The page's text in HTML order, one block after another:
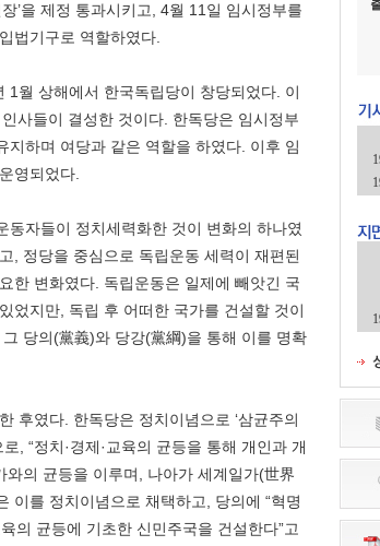
’을 제정 통과시키고, 4월 11일 임시정부를
법기구로 역할하였다.
1월 상해에서 한국독립당이 창당되었다. 이
사들이 결성한 것이다. 한독당은 임시정부
하며 여당과 같은 역할을 하였다. 이후 임
영되었다.
자들이 정치세력화한 것이 변화의 하나였
, 정당을 중심으로 독립운동 세력이 재편된
한 변화였다. 독립운동은 일제에 빼앗긴 국
었지만, 독립 후 어떠한 국가를 건설할 것이
당의(黨義)와 당강(黨綱)을 통해 이를 명확
후였다. 한독당은 정치이념으로 ‘삼균주의
, “정치·경제·교육의 균등을 통해 개인과 개
의 균등을 이루며, 나아가 세계일가(世界
이를 정치이념으로 채택하고, 당의에 “혁명
의 균등에 기초한 신민주국을 건설한다”고